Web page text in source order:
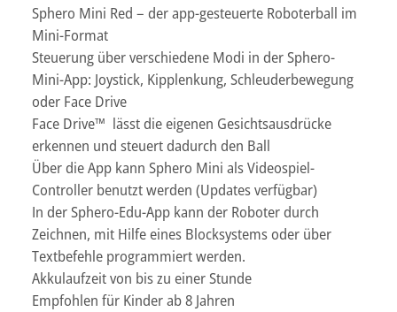
Sphero Mini Red – der app-gesteuerte Roboterball im
Mini-Format
Steuerung über verschiedene Modi in der Sphero-
Mini-App: Joystick, Kipplenkung, Schleuderbewegung
oder Face Drive
Face Drive™ lässt die eigenen Gesichtsausdrücke
erkennen und steuert dadurch den Ball
Über die App kann Sphero Mini als Videospiel-
Controller benutzt werden (Updates verfügbar)
In der Sphero-Edu-App kann der Roboter durch
Zeichnen, mit Hilfe eines Blocksystems oder über
Textbefehle programmiert werden.
Akkulaufzeit von bis zu einer Stunde
Empfohlen für Kinder ab 8 Jahren